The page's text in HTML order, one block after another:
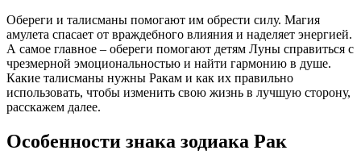
Обереги и талисманы помогают им обрести силу. Магия
амулета спасает от враждебного влияния и наделяет энергией.
А самое главное – обереги помогают детям Луны справиться с
чрезмерной эмоциональностью и найти гармонию в душе.
Какие талисманы нужны Ракам и как их правильно
использовать, чтобы изменить свою жизнь в лучшую сторону,
расскажем далее.
Особенности знака зодиака Рак